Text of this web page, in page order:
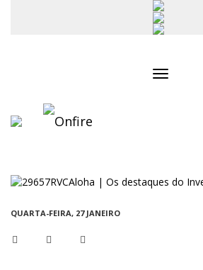
QUARTA-FEIRA, 27 JANEIRO